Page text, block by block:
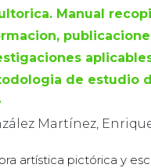
Manual
de estudio
Martínez,
artística pictórica y